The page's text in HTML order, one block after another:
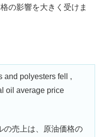
の影響を大きく受けま
and polyesters fell ,
oil average price
の売上は、原油価格の